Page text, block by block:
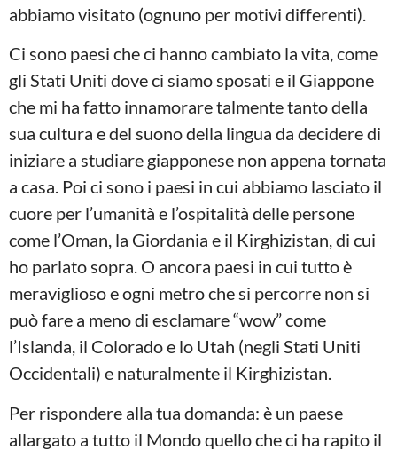
abbiamo visitato (ognuno per motivi differenti).
Ci sono paesi che ci hanno cambiato la vita, come
gli Stati Uniti dove ci siamo sposati e il Giappone
che mi ha fatto innamorare talmente tanto della
sua cultura e del suono della lingua da decidere di
iniziare a studiare giapponese non appena tornata
a casa. Poi ci sono i paesi in cui abbiamo lasciato il
cuore per l’umanità e l’ospitalità delle persone
come l’Oman, la Giordania e il Kirghizistan, di cui
ho parlato sopra. O ancora paesi in cui tutto è
meraviglioso e ogni metro che si percorre non si
può fare a meno di esclamare “wow” come
l’Islanda, il Colorado e lo Utah (negli Stati Uniti
Occidentali) e naturalmente il Kirghizistan.
Per rispondere alla tua domanda: è un paese
allargato a tutto il Mondo quello che ci ha rapito il